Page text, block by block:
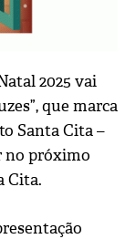
2025 vai
que marca
Santa Cita –
no próximo
Cita.